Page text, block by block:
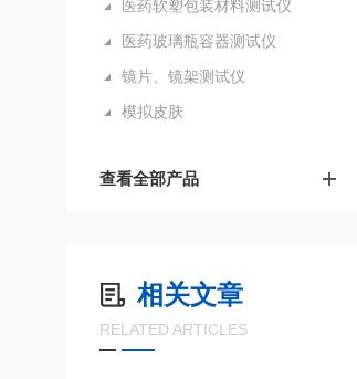
医药软塑包装材料测试仪
医药玻璃瓶容器测试仪
镜片、镜架测试仪
模拟皮肤
查看全部产品
相关文章
RELATED ARTICLES